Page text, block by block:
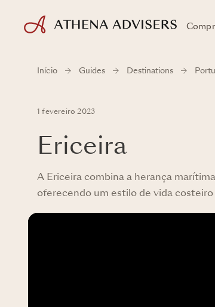
Início Guides Destinations
1 fevereiro 2023
Ericeira
A Ericeira combina a herança
oferecendo um estilo de vida